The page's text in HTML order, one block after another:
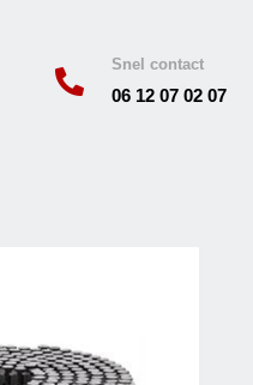

Snel contact
06 12 07 02 07